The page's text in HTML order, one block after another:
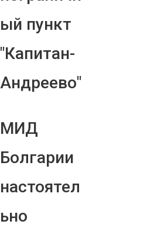
ый пункт
"Капитан-
Андреево"
МИД
Болгарии
настоятел
ьно